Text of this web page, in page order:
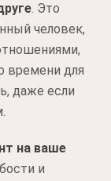
. Это
человек,
времени для
даже если
на ваше
и